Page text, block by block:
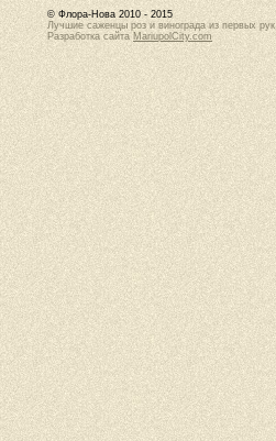
© Флора-Нова 2010 - 2015
Лучшие саженцы роз и винограда из первых рук
Разработка сайта MariupolCity.com